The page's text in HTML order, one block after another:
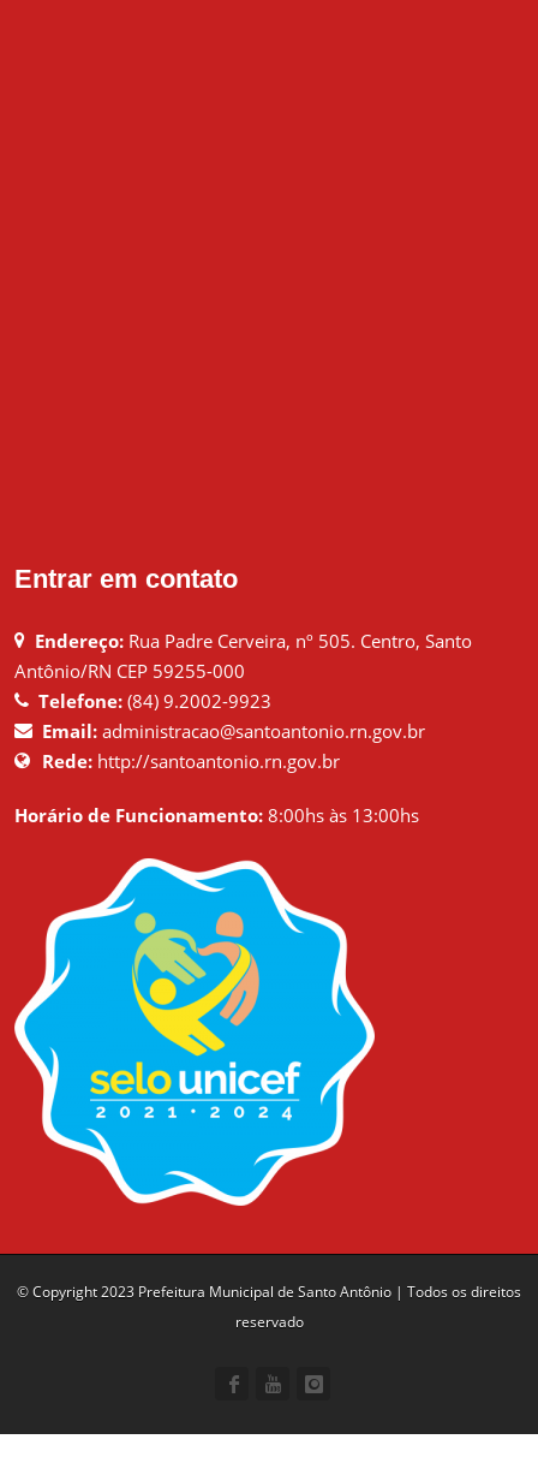
Entrar em contato
Endereço: Rua Padre Cerveira, nº 505. Centro, Santo
Antônio/RN CEP 59255-000
Telefone: (84) 9.2002-9923
Email: administracao@santoantonio.rn.gov.br
Rede: http://santoantonio.rn.gov.br
Horário de Funcionamento: 8:00hs às 13:00hs
© Copyright 2023 Prefeitura Municipal de Santo Antônio | Todos os direitos
reservado